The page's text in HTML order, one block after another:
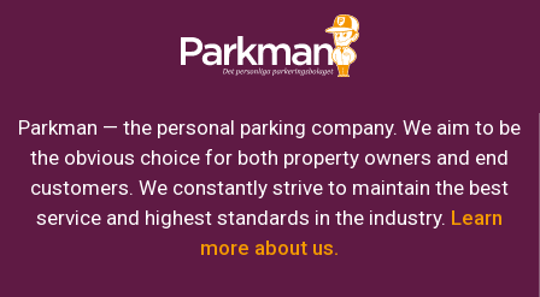
Parkman — the personal parking company. We aim to be
the obvious choice for both property owners and end
customers. We constantly strive to maintain the best
service and highest standards in the industry. Learn
more about us.